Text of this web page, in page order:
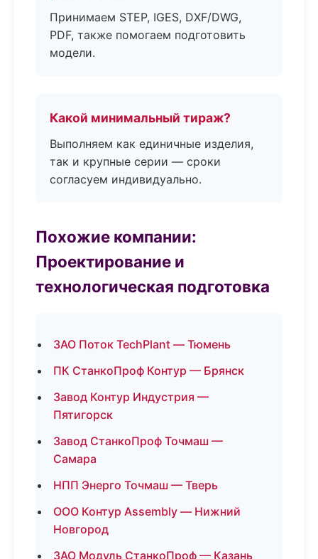
Принимаем STEP, IGES, DXF/DWG,
PDF, также помогаем подготовить
модели.
Какой минимальный тираж?
Выполняем как единичные изделия,
так и крупные серии — сроки
согласуем индивидуально.
Похожие компании:
Проектирование и
технологическая подготовка
ЗАО Поток TechPlant — Тюмень
ПК СтанкоПроф Контур — Брянск
Завод Контур Индустрия —
Пятигорск
Завод СтанкоПроф Точмаш —
Самара
НПП Энерго Точмаш — Тверь
ООО Контур Assembly — Нижний
Новгород
ЗАО Модуль СтанкоПроф — Казань